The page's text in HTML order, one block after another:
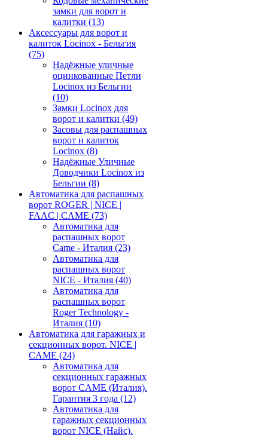
замки для ворот и
калитки (13)
Аксессуары для ворот и
калиток Locinox - Бельгия
(75)
Надёжные уличные
оцинкованные Петли
Locinox из Бельгии
(10)
Замки Locinox для
ворот и калитки (49)
Засовы для распашных
ворот и калиток
Locinox (8)
Надёжные Уличные
Доводчики Locinox из
Бельгии (8)
Автоматика для распашных
ворот ROGER | NICE |
FAAC | CAME (73)
Автоматика для
распашных ворот
Came - Италия (23)
Автоматика для
распашных ворот
NICE - Италия (40)
Автоматика для
распашных ворот
Roger Technology -
Италия (10)
Автоматика для гаражных и
секционных ворот. NICE |
CAME (24)
Автоматика для
секционных гаражных
ворот CAME (Италия).
Гарантия 3 года (12)
Автоматика для
гаражных секционных
ворот NICE (Найс).